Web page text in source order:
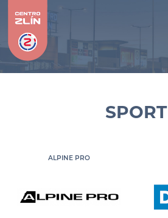
SPORT
ALPINE PRO